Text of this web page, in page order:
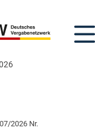
2026 Nr.